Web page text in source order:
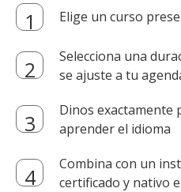
Elige un curso
Selecciona una
se ajuste a tu
Dinos exactamente
aprender el idioma
Combina con un
certificado y nativo